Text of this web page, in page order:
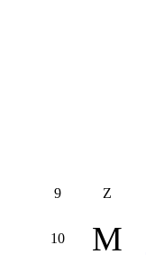
9 Z
10 M